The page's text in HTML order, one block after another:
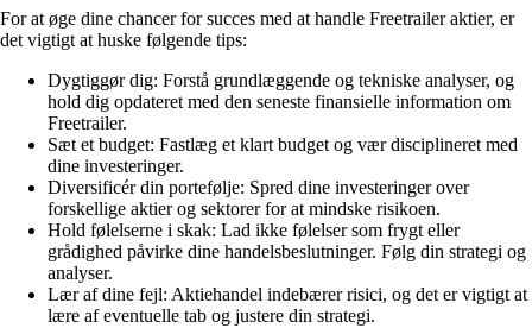
For at øge dine chancer for succes med at handle Freetrailer aktier, er
det vigtigt at huske følgende tips:
Dygtiggør dig: Forstå grundlæggende og tekniske analyser, og
hold dig opdateret med den seneste finansielle information om
Freetrailer.
Sæt et budget: Fastlæg et klart budget og vær disciplineret med
dine investeringer.
Diversificér din portefølje: Spred dine investeringer over
forskellige aktier og sektorer for at mindske risikoen.
Hold følelserne i skak: Lad ikke følelser som frygt eller
grådighed påvirke dine handelsbeslutninger. Følg din strategi og
analyser.
Lær af dine fejl: Aktiehandel indebærer risici, og det er vigtigt at
lære af eventuelle tab og justere din strategi.